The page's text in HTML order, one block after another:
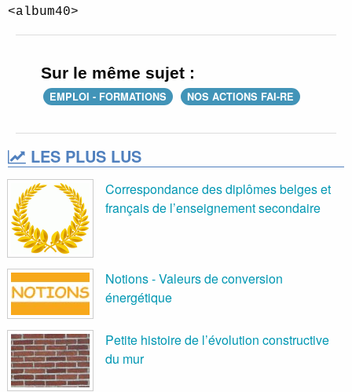
<album40>
Sur le même sujet :
EMPLOI - FORMATIONS NOS ACTIONS FAI-RE
LES PLUS LUS
Correspondance des diplômes belges et
français de l’enseignement secondaire
Notions - Valeurs de conversion
énergétique
Petite histoire de l’évolution constructive
du mur